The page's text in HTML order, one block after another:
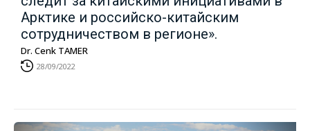
Арктике и российско-китайским
сотрудничеством в регионе».
Dr. Cenk TAMER
28/09/2022